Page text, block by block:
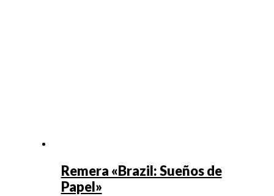
Remera «Brazil: Sueños de
Papel»